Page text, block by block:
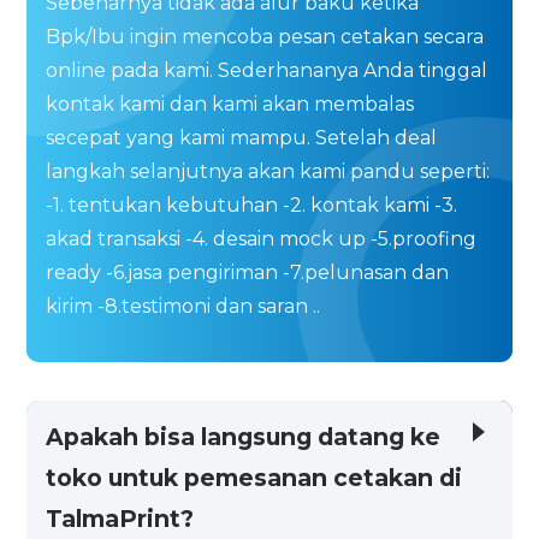
Bpk/Ibu ingin mencoba pesan cetakan secara
online pada kami. Sederhananya Anda tinggal
kontak kami dan kami akan membalas
secepat yang kami mampu. Setelah deal
langkah selanjutnya akan kami pandu seperti:
-1. tentukan kebutuhan -2. kontak kami -3.
akad transaksi -4. desain mock up -5.proofing
ready -6.jasa pengiriman -7.pelunasan dan
kirim -8.testimoni dan saran ..
Apakah bisa langsung datang ke
toko untuk pemesanan cetakan di
TalmaPrint?